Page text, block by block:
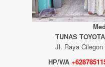
TUNAS
Jl. Raya
HP/WA